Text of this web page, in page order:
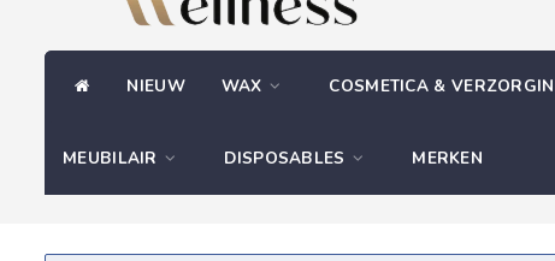
NIEUW WAX COSMETICA &
MEUBILAIR DISPOSABLES MERKEN